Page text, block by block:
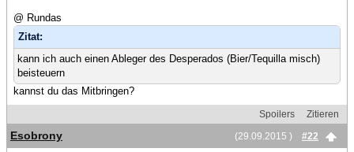
@ Rundas
Zitat:
kann ich auch einen Ableger des Desperados (Bier/Tequilla misch)
beisteuern
kannst du das Mitbringen?
Spoilers
Zitieren
(29.09.2015 )
#22
Esobrony